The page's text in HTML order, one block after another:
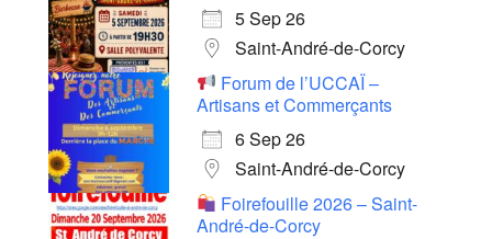
5 Sep 26
Saint-André-de-Corcy
Forum de l’UCCAÏ –
Artisans et Commerçants
6 Sep 26
Saint-André-de-Corcy
Foirefouille 2026 – Saint-
André-de-Corcy